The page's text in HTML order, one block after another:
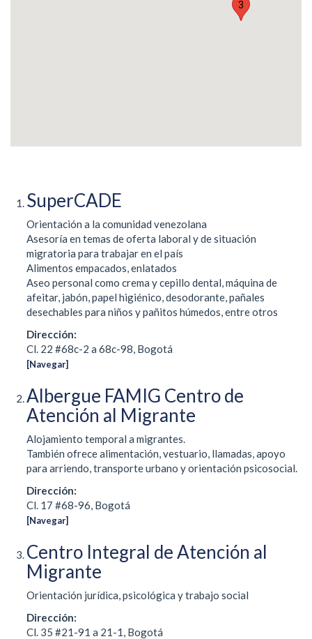
3
SuperCADE
Orientación a la comunidad venezolana
Asesoría en temas de oferta laboral y de situación
migratoria para trabajar en el país
Alimentos empacados, enlatados
Aseo personal como crema y cepillo dental, máquina de
afeitar, jabón, papel higiénico, desodorante, pañales
desechables para niños y pañitos húmedos, entre otros
Dirección:
Cl. 22 #68c-2 a 68c-98, Bogotá
[Navegar]
Albergue FAMIG Centro de
Atención al Migrante
Alojamiento temporal a migrantes.
También ofrece alimentación, vestuario, llamadas, apoyo
para arriendo, transporte urbano y orientación psicosocial.
Dirección:
Cl. 17 #68-96, Bogotá
[Navegar]
Centro Integral de Atención al
Migrante
Orientación jurídica, psicológica y trabajo social
Dirección:
Cl. 35 #21-91 a 21-1, Bogotá